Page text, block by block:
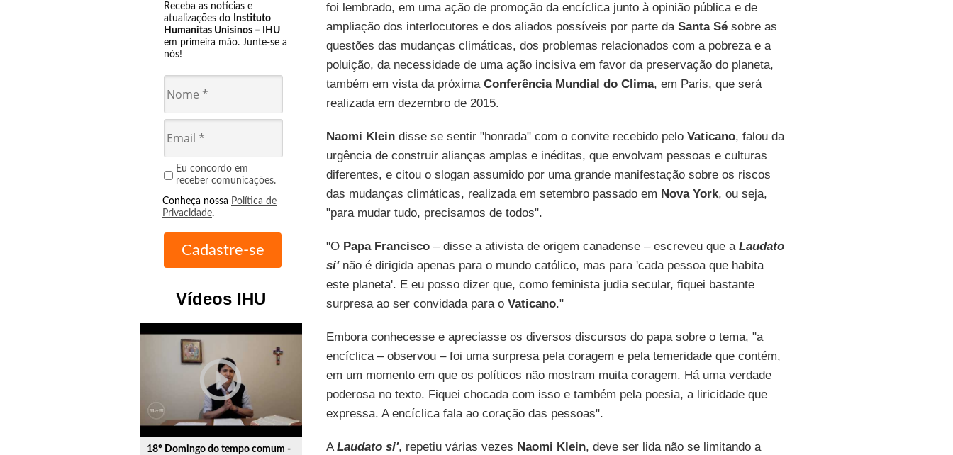
Receba as notícias e
atualizações do Instituto
Humanitas Unisinos – IHU
em primeira mão. Junte-se a
nós!
Eu concordo em
receber comunicações.
Conheça nossa Política de
Privacidade.
Vídeos IHU
play_circle_outline
18º Domingo do tempo comum -
foi lembrado, em uma ação de promoção da encíclica junto à opinião pública e de
ampliação dos interlocutores e dos aliados possíveis por parte da Santa Sésobre as
questões das mudanças climáticas, dos problemas relacionados com a pobreza e a
poluição, da necessidade de uma ação incisiva em favor da preservação do planeta,
também em vista da próxima Conferência Mundial do Clima, em Paris, que será
realizada em dezembro de 2015.
Naomi Kleindisse se sentir "honrada" com o convite recebido pelo Vaticano, falou da
urgência de construir alianças amplas e inéditas, que envolvam pessoas e culturas
diferentes, e citou o slogan assumido por uma grande manifestação sobre os riscos
das mudanças climáticas, realizada em setembro passado em Nova York, ou seja,
"para mudar tudo, precisamos de todos".
"O Papa Francisco– disse a ativista de origem canadense – escreveu que a Laudato
si' não é dirigida apenas para o mundo católico, mas para 'cada pessoa que habita
este planeta'. E eu posso dizer que, como feminista judia secular, fiquei bastante
surpresa ao ser convidada para o Vaticano."
Embora conhecesse e apreciasse os diversos discursos do papa sobre o tema, "a
encíclica – observou – foi uma surpresa pela coragem e pela temeridade que contém,
em um momento em que os políticos não mostram muita coragem. Há uma verdade
poderosa no texto. Fiquei chocada com isso e também pela poesia, a liricidade que
expressa. A encíclica fala ao coração das pessoas".
ALaudato si', repetiu várias vezes Naomi Klein, deve ser lida não se limitando a